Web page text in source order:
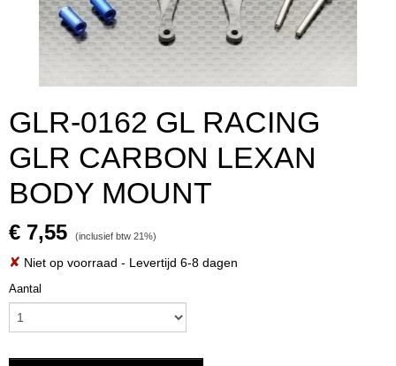
GLR-0162 GL RACING
GLR CARBON LEXAN
BODY MOUNT
€ 7,55 (inclusief btw 21%)
✘ Niet op voorraad - Levertijd 6-8 dagen
Aantal